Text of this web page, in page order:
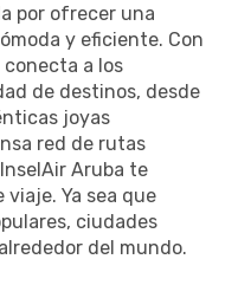
por ofrecer una
y eficiente. Con
a los
de destinos, desde
joyas
red de rutas
Aruba te
Ya sea que
ciudades
del mundo.